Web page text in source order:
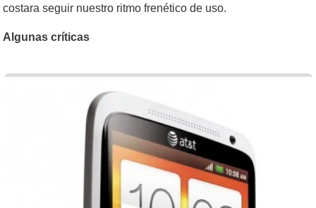
costara seguir nuestro ritmo frenético de uso.
Algunas críticas